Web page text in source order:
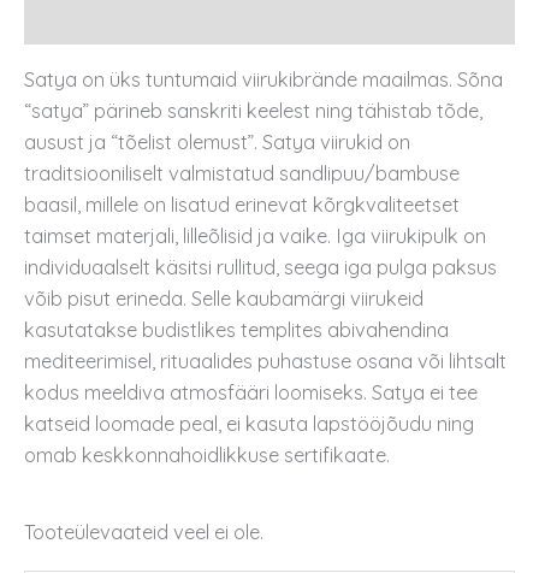
Satya on üks tuntumaid viirukibrände maailmas. Sõna
“satya” pärineb sanskriti keelest ning tähistab tõde,
ausust ja “tõelist olemust”. Satya viirukid on
traditsiooniliselt valmistatud sandlipuu/bambuse
baasil, millele on lisatud erinevat kõrgkvaliteetset
taimset materjali, lilleõlisid ja vaike. Iga viirukipulk on
individuaalselt käsitsi rullitud, seega iga pulga paksus
võib pisut erineda. Selle kaubamärgi viirukeid
kasutatakse budistlikes templites abivahendina
mediteerimisel, rituaalides puhastuse osana või lihtsalt
kodus meeldiva atmosfääri loomiseks. Satya ei tee
katseid loomade peal, ei kasuta lapstööjõudu ning
omab keskkonnahoidlikkuse sertifikaate.
Tooteülevaateid veel ei ole.